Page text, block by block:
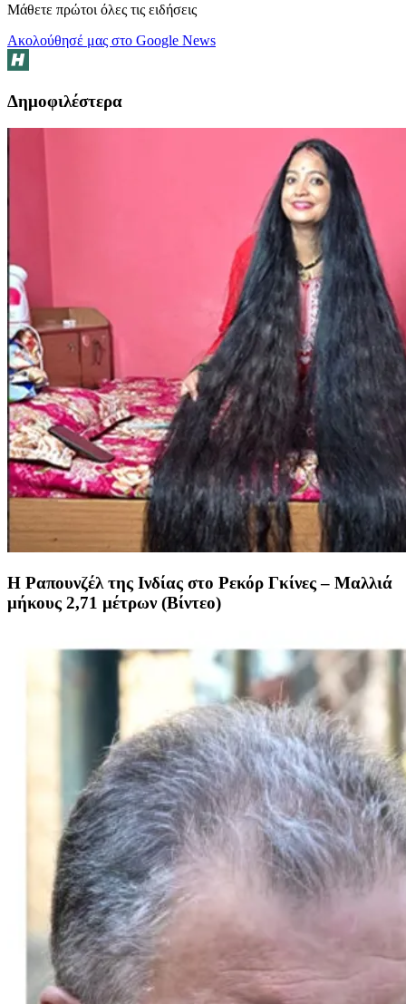
Μάθετε πρώτοι όλες τις ειδήσεις
Ακολούθησέ μας στο Google News
Δημοφιλέστερα
Η Ραπουνζέλ της Ινδίας στο Ρεκόρ Γκίνες – Μαλλιά
μήκους 2,71 μέτρων (Βίντεο)